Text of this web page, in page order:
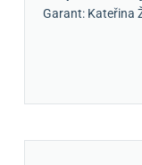
Garant: Kateřina